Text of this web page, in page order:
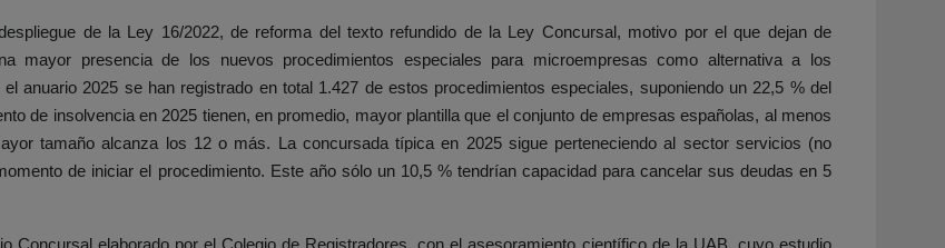
de la Ley 16/2022, de reforma del texto refundido de la Ley Concursal, motivo por el que dejan de
mayor presencia de los nuevos procedimientos especiales para microempresas como alternativa a los
anuario 2025 se han registrado en total 1.427 de estos procedimientos especiales, suponiendo un 22,5 % del
de insolvencia en 2025 tienen, en promedio, mayor plantilla que el conjunto de empresas españolas, al menos
tamaño alcanza los 12 o más. La concursada típica en 2025 sigue perteneciendo al sector servicios (no
de iniciar el procedimiento. Este año sólo un 10,5 % tendrían capacidad para cancelar sus deudas en 5
Concursal elaborado por el Colegio de Registradores, con el asesoramiento científico de la UAB, cuyo estudio